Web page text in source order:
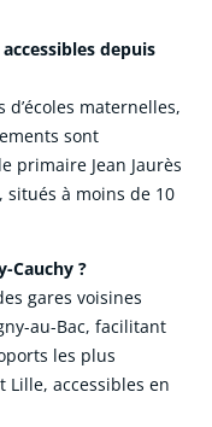
depuis
maternelles,
sont
primaire Jean Jaurès
situés à moins de 10
Cauchy ?
gares voisines
au-Bac, facilitant
les plus
Lille, accessibles en